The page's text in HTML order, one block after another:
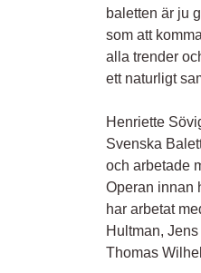
baletten är ju
som att
alla trender
ett naturligt
Henriette
Svenska
och arbetade
Operan innan
har arbetat
Hultman,
Thomas